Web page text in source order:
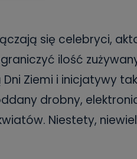
się celebryci,
ilość
Ziemi i inicjatywy
drobny,
Niestety,